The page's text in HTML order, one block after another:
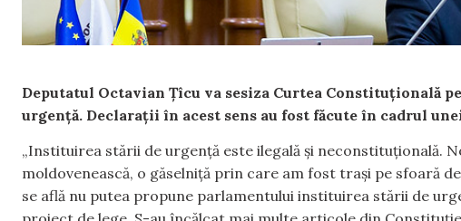
Deputatul Octavian Țîcu va sesiza Curtea
urgență. Declarații în acest sens au fost făcute în cadrul
„Instituirea stării de urgență este ilegală și neconstituțională.
moldovenească, o găselniță prin care am fost trași pe sfoară
se află nu putea propune parlamentului instituirea stării de